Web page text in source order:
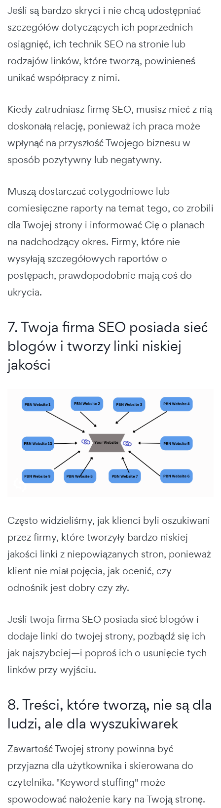
Jeśli są bardzo skryci i nie chcą udostępniać
szczegółów dotyczących ich poprzednich
osiągnięć, ich technik SEO na stronie lub
rodzajów linków, które tworzą, powinieneś
unikać współpracy z nimi.
Kiedy zatrudniasz firmę SEO, musisz mieć z nią
doskonałą relację, ponieważ ich praca może
wpłynąć na przyszłość Twojego biznesu w
sposób pozytywny lub negatywny.
Muszą dostarczać cotygodniowe lub
comiesięczne raporty na temat tego, co zrobili
dla Twojej strony i informować Cię o planach
na nadchodzący okres. Firmy, które nie
wysyłają szczegółowych raportów o
postępach, prawdopodobnie mają coś do
ukrycia.
7. Twoja firma SEO posiada sieć
blogów i tworzy linki niskiej
jakości
Często widzieliśmy, jak klienci byli oszukiwani
przez firmy, które tworzyły bardzo niskiej
jakości linki z niepowiązanych stron, ponieważ
klient nie miał pojęcia, jak ocenić, czy
odnośnik jest dobry czy zły.
Jeśli twoja firma SEO posiada sieć blogów i
dodaje linki do twojej strony, pozbądź się ich
jak najszybciej—i poproś ich o usunięcie tych
linków przy wyjściu.
8. Treści, które tworzą, nie są dla
ludzi, ale dla wyszukiwarek
Zawartość Twojej strony powinna być
przyjazna dla użytkownika i skierowana do
czytelnika. "Keyword stuffing" może
spowodować nałożenie kary na Twoją stronę.